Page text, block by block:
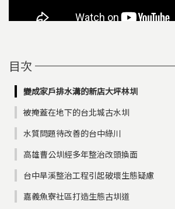
目次
變成家戶排水溝的新店大坪林圳
被掩蓋在地下的台北城古水圳
水質問題待改善的台中綠川
高雄曹公圳經多年整治改頭換面
台中旱溪整治工程引起破壞生態疑慮
嘉義魚寮社區打造生態古圳道